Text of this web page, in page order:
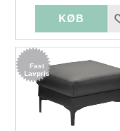
Fast
Lavpris